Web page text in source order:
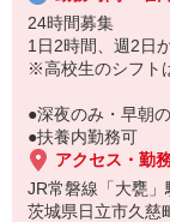
マニュアルも用意
もちろん先輩クル
い。
24時間募集
1日2時間、週2日
※高校生のシフト
●深夜のみ・早朝
●扶養内勤務可
アクセス・勤
JR常磐線「大甕
茨城県日立市久慈